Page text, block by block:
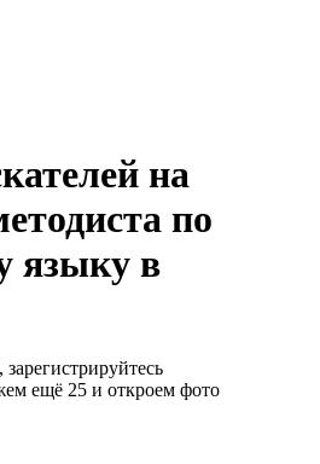
на
по
языку в
ещё 25 и откроем фото